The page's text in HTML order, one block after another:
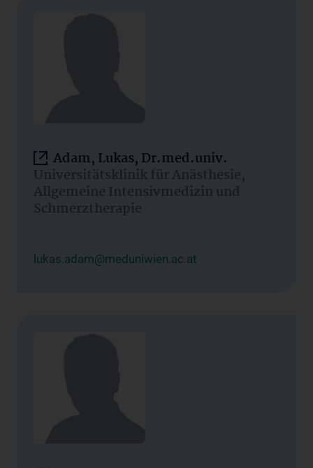
Adam, Lukas, Dr.med.univ.
Universitätsklinik für Anästhesie,
Allgemeine Intensivmedizin und
Schmerztherapie
lukas.adam@meduniwien.ac.at